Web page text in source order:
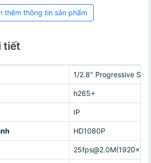
thêm thông tin sản phẩm
tiết
1/2.8″ Progressive
h265+
IP
HD1080P